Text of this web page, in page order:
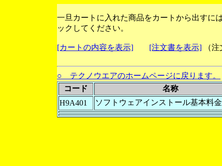
一旦カートに入れた商品をカートから出すに
ックしてください。
[カートの内容を表示] [注文書を表示] （
○ テクノウエアのホームページに戻ります。
コード
名称
H9A401
ソフトウェアインストール基本料金